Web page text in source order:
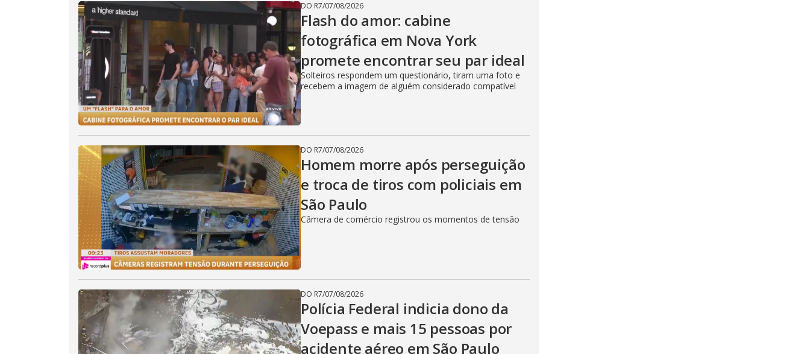
DO R7/07/08/2026
Flash do amor: cabine
fotográfica em Nova York
promete encontrar seu par ideal
Solteiros respondem um questionário, tiram uma foto e
recebem a imagem de alguém considerado compatível
DO R7/07/08/2026
Homem morre após perseguição
e troca de tiros com policiais em
São Paulo
Câmera de comércio registrou os momentos de tensão
DO R7/07/08/2026
Polícia Federal indicia dono da
Voepass e mais 15 pessoas por
acidente aéreo em São Paulo